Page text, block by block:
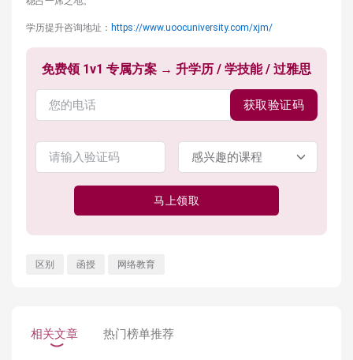
学历提升咨询地址： https://www.uoocuniversity.com/xjm/
免费领 1v1 专属方案 → 升学历 / 学技能 / 过雅思
获取验证码
马上领取
区别 函授 网络教育
相关文章 热门榜单推荐